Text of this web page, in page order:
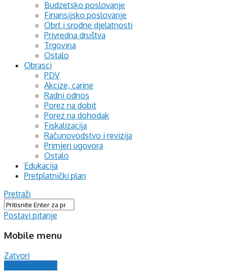
Budzetsko poslovanje
Finansijsko poslovanje
Obrt i srodne djelatnosti
Privredna društva
Trgovina
Ostalo
Obrasci
PDV
Akcize, carine
Radni odnos
Porez na dobit
Porez na dohodak
Fiskalizacija
Računovodstvo i revizija
Primjeri ugovora
Ostalo
Edukacija
Pretplatnički plan
Pretraži
Postavi pitanje
Mobile menu
Zatvori